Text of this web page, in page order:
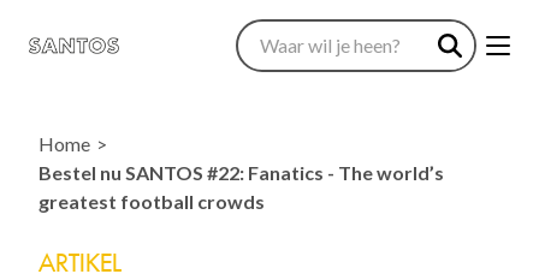
Home
Bestel nu SANTOS #22: Fanatics - The world’s
greatest football crowds
ARTIKEL